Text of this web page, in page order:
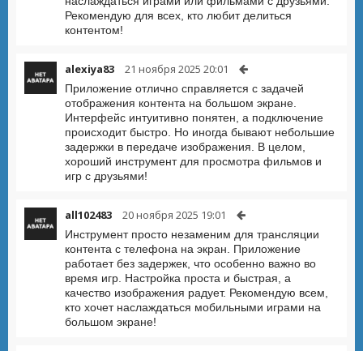
Рекомендую для всех, кто любит делиться
контентом!
alexiya83 21 ноября 2025 20:01
Приложение отлично справляется с задачей
отображения контента на большом экране.
Интерфейс интуитивно понятен, а подключение
происходит быстро. Но иногда бывают небольшие
задержки в передаче изображения. В целом,
хороший инструмент для просмотра фильмов и
игр с друзьями!
all102483 20 ноября 2025 19:01
Инструмент просто незаменим для трансляции
контента с телефона на экран. Приложение
работает без задержек, что особенно важно во
время игр. Настройка проста и быстрая, а
качество изображения радует. Рекомендую всем,
кто хочет наслаждаться мобильными играми на
большом экране!